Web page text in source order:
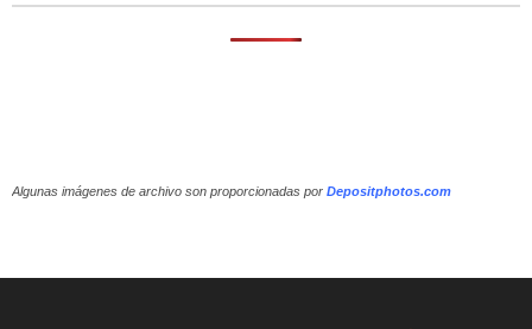
Algunas imágenes de archivo son proporcionadas por Depositphotos.com